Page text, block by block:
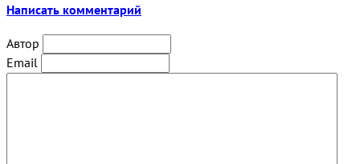
Написать комментарий
Автор
Email